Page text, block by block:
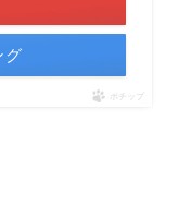
グ
ポチップ